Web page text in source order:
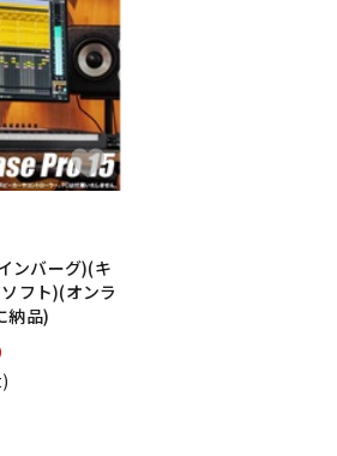
ンバーグ)(キ
フト)(オンラ
納品)